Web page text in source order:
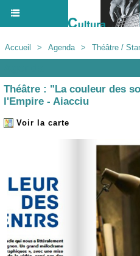
Accueil > Agenda > Théâtre /
Théâtre : "La couleur des
l'Empire - Aiacciu
Voir la carte